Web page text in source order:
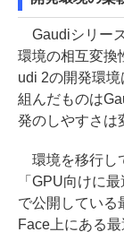
Gaudiシリー
環境の相互変換
udi 2の開発環
組んだものは
発のしやすさは
環境を移行し
「GPU向けに
で公開している
Face上にある